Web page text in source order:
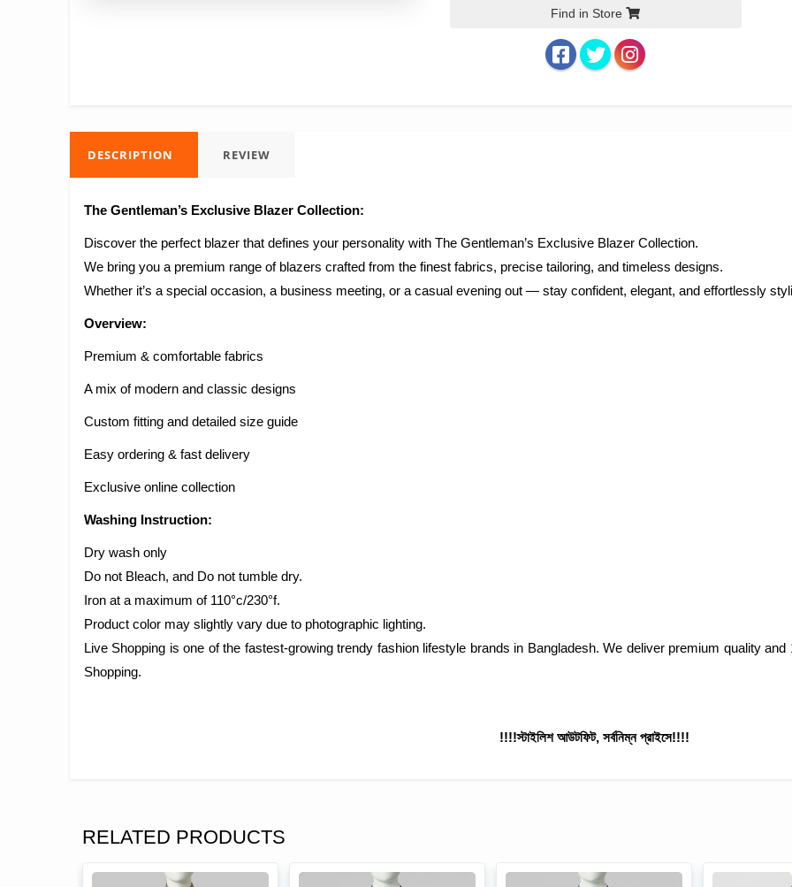
Find in Store
DESCRIPTION REVIEW
The Gentleman’s Exclusive Blazer Collection:
Discover the perfect blazer that defines your personality with The Gentleman’s Exclusive Blazer Collection.
We bring you a premium range of blazers crafted from the finest fabrics, precise tailoring, and timeless designs.
Whether it’s a special occasion, a business meeting, or a casual evening out — stay confident, elegant, and effortlessly
Overview:
Premium & comfortable fabrics
A mix of modern and classic designs
Custom fitting and detailed size guide
Easy ordering & fast delivery
Exclusive online collection
Washing Instruction:
Dry wash only
Do not Bleach, and Do not tumble dry.
Iron at a maximum of 110°c/230°f.
Product color may slightly vary due to photographic lighting.
Live Shopping is one of the fastest-growing trendy fashion lifestyle brands in Bangladesh. We deliver premium quality
Shopping.
!!!!স্টাইলিশ আউটফিট, সর্বনিম্ন প্রাইসে!!!!
RELATED PRODUCTS